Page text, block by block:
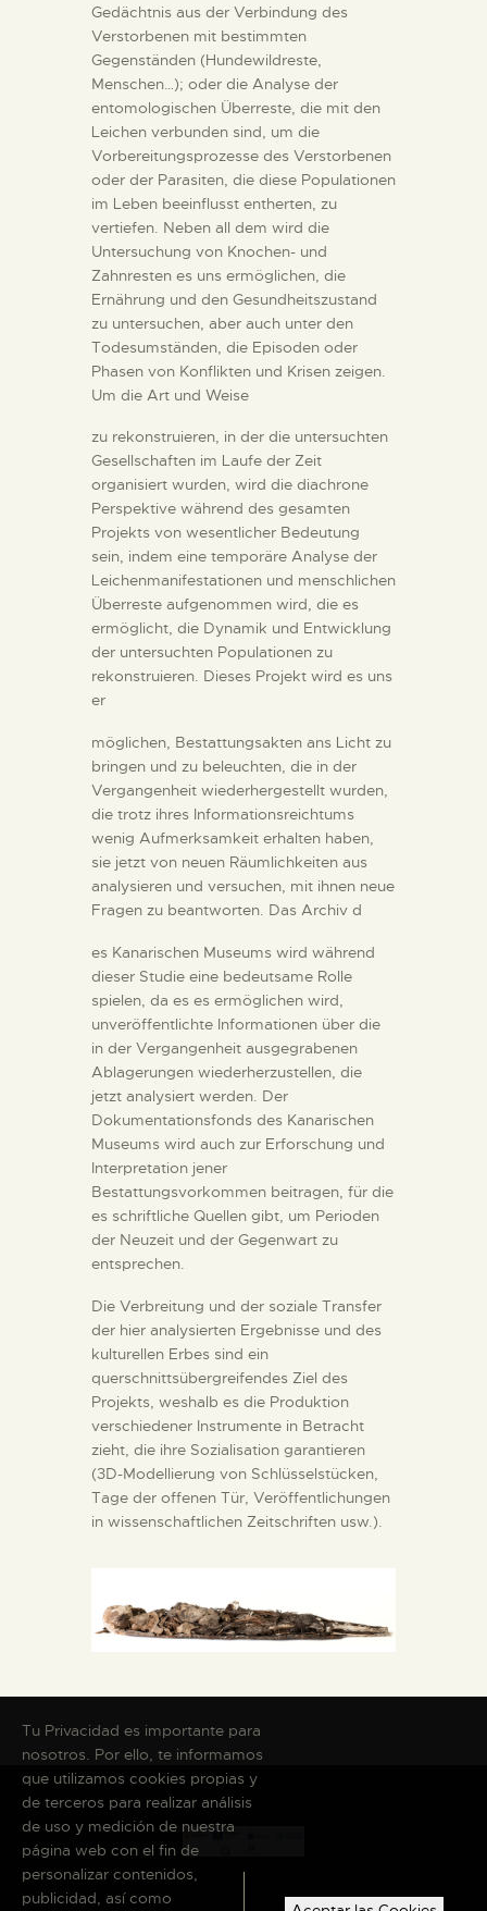
Gedächtnis aus der Verbindung des
Verstorbenen mit bestimmten
Gegenständen (Hundewildreste,
Menschen…); oder die Analyse der
entomologischen Überreste, die mit den
Leichen verbunden sind, um die
Vorbereitungsprozesse des Verstorbenen
oder der Parasiten, die diese Populationen
im Leben beeinflusst entherten, zu
vertiefen. Neben all dem wird die
Untersuchung von Knochen- und
Zahnresten es uns ermöglichen, die
Ernährung und den Gesundheitszustand
zu untersuchen, aber auch unter den
Todesumständen, die Episoden oder
Phasen von Konflikten und Krisen zeigen.
Um die Art und Weise
zu rekonstruieren, in der die untersuchten
Gesellschaften im Laufe der Zeit
organisiert wurden, wird die diachrone
Perspektive während des gesamten
Projekts von wesentlicher Bedeutung
sein, indem eine temporäre Analyse der
Leichenmanifestationen und menschlichen
Überreste aufgenommen wird, die es
ermöglicht, die Dynamik und Entwicklung
der untersuchten Populationen zu
rekonstruieren. Dieses Projekt wird es uns
er
möglichen, Bestattungsakten ans Licht zu
bringen und zu beleuchten, die in der
Vergangenheit wiederhergestellt wurden,
die trotz ihres Informationsreichtums
wenig Aufmerksamkeit erhalten haben,
sie jetzt von neuen Räumlichkeiten aus
analysieren und versuchen, mit ihnen neue
Fragen zu beantworten. Das Archiv d
es Kanarischen Museums wird während
dieser Studie eine bedeutsame Rolle
spielen, da es es ermöglichen wird,
unveröffentlichte Informationen über die
in der Vergangenheit ausgegrabenen
Ablagerungen wiederherzustellen, die
jetzt analysiert werden. Der
Dokumentationsfonds des Kanarischen
Museums wird auch zur Erforschung und
Interpretation jener
Bestattungsvorkommen beitragen, für die
es schriftliche Quellen gibt, um Perioden
der Neuzeit und der Gegenwart zu
entsprechen.
Die Verbreitung und der soziale Transfer
der hier analysierten Ergebnisse und des
kulturellen Erbes sind ein
querschnittsübergreifendes Ziel des
Projekts, weshalb es die Produktion
verschiedener Instrumente in Betracht
zieht, die ihre Sozialisation garantieren
(3D-Modellierung von Schlüsselstücken,
Tage der offenen Tür, Veröffentlichungen
in wissenschaftlichen Zeitschriften usw.).
Tu Privacidad es importante para
nosotros. Por ello, te informamos
que utilizamos cookies propias y
de terceros para realizar análisis
de uso y medición de nuestra
página web con el fin de
personalizar contenidos,
publicidad, así como